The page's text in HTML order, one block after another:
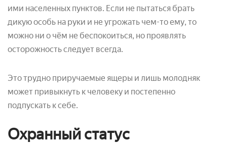
ими населенных пунктов. Если не пытаться брать
дикую особь на руки и не угрожать чем-то ему, то
можно ни о чём не беспокоиться, но проявлять
осторожность следует всегда.
Это трудно приручаемые ящеры и лишь молодняк
может привыкнуть к человеку и постепенно
подпускать к себе.
Охранный статус